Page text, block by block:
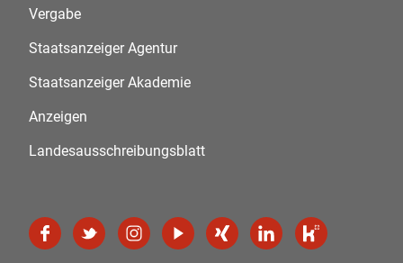
Vergabe
Staatsanzeiger Agentur
Staatsanzeiger Akademie
Anzeigen
Landesausschreibungsblatt